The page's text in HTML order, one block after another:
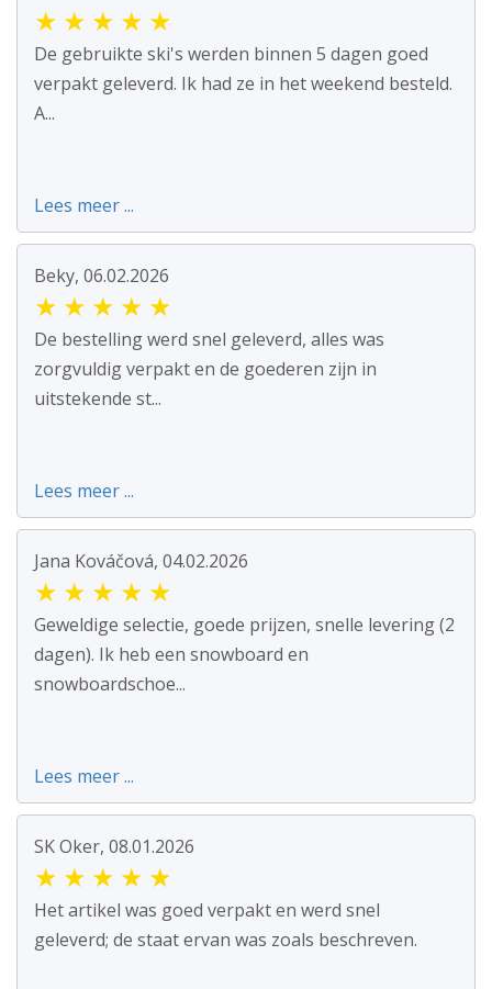
★ ★ ★ ★ ★
De gebruikte ski's werden binnen 5 dagen goed
verpakt geleverd. Ik had ze in het weekend besteld.
A...
Lees meer ...
Beky, 06.02.2026
★ ★ ★ ★ ★
De bestelling werd snel geleverd, alles was
zorgvuldig verpakt en de goederen zijn in
uitstekende st...
Lees meer ...
Jana Kováčová, 04.02.2026
★ ★ ★ ★ ★
Geweldige selectie, goede prijzen, snelle levering (2
dagen). Ik heb een snowboard en
snowboardschoe...
Lees meer ...
SK Oker, 08.01.2026
★ ★ ★ ★ ★
Het artikel was goed verpakt en werd snel
geleverd; de staat ervan was zoals beschreven.